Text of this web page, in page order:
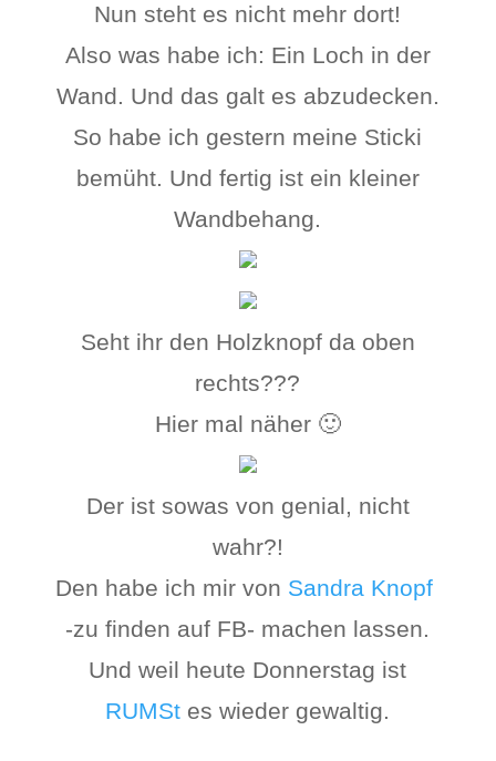
Nun steht es nicht mehr dort!
Also was habe ich: Ein Loch in der
Wand. Und das galt es abzudecken.
So habe ich gestern meine Sticki
bemüht. Und fertig ist ein kleiner
Wandbehang.
Seht ihr den Holzknopf da oben
rechts???
Hier mal näher 🙂
Der ist sowas von genial, nicht
wahr?!
Den habe ich mir von Sandra Knopf
-zu finden auf FB- machen lassen.
Und weil heute Donnerstag ist
RUMSt es wieder gewaltig.